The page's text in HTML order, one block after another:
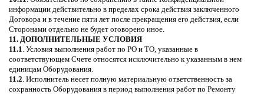
информации действительно в пределах срока действия заключенного
Договора и в течение пяти лет после прекращения его действия, если
Сторонами отдельно не будет оговорено иное.
11. ДОПОЛНИТЕЛЬНЫЕ УСЛОВИЯ
11.1. Условия выполнения работ по РО и ТО, указанные в
соответствующем Счете относятся исключительно к указанным в нем
единицам Оборудования.
11.2. Исполнитель несет полную материальную ответственность за
сохранность Оборудования в период выполнения работ по Ремонту